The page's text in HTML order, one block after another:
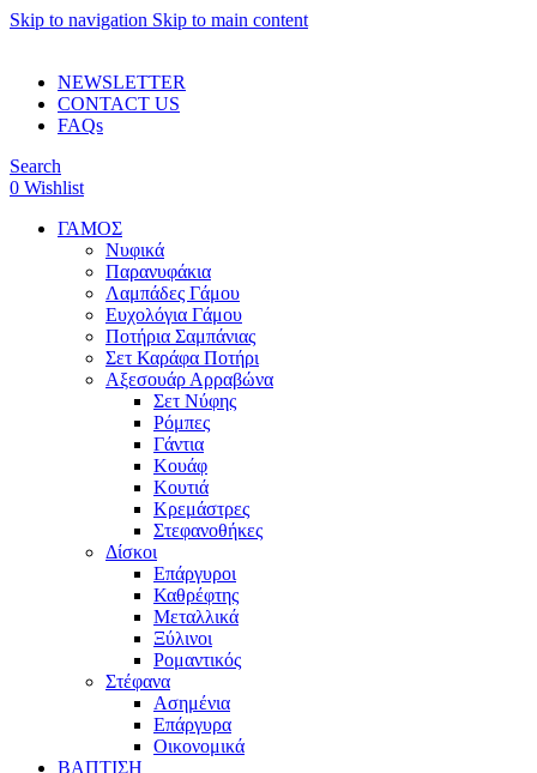
Skip to navigation Skip to main content
NEWSLETTER
CONTACT US
FAQs
Search
0 Wishlist
ΓΑΜΟΣ
Νυφικά
Παρανυφάκια
Λαμπάδες Γάμου
Ευχολόγια Γάμου
Ποτήρια Σαμπάνιας
Σετ Καράφα Ποτήρι
Αξεσουάρ Αρραβώνα
Σετ Νύφης
Ρόμπες
Γάντια
Κουάφ
Κουτιά
Κρεμάστρες
Στεφανοθήκες
Δίσκοι
Επάργυροι
Καθρέφτης
Μεταλλικά
Ξύλινοι
Ρομαντικός
Στέφανα
Ασημένια
Επάργυρα
Οικονομικά
ΒΑΠΤΙΣΗ